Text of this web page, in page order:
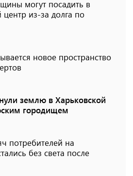
могут посадить в
из-за долга по
новое пространство
землю в Харьковской
городищем
потребителей на
без света после